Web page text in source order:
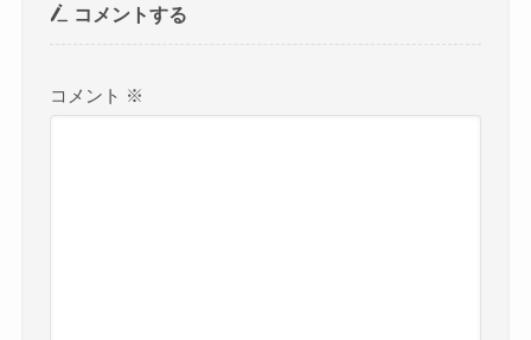
コメントする
コメント ※